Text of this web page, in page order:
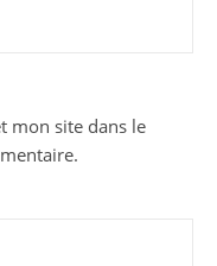
mon site dans le